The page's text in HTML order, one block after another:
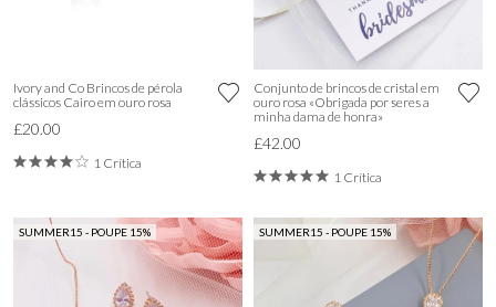
Ivory and Co Brincos de pérola
clássicos Cairo em ouro rosa
£20.00
1 Crítica
Conjunto de brincos de cristal em
ouro rosa «Obrigada por seres a
minha dama de honra»
£42.00
1 Crítica
SUMMER15 - POUPE 15% SUMMER15 - POUPE 15%